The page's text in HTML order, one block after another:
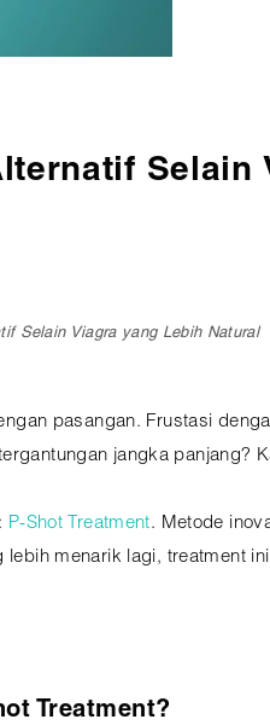
Selain
Selain Viagra yang Lebih Natural
pasangan. Frustasi
jangka panjang?
P-Shot Treatment. Metode
menarik lagi, treatment
Treatment?